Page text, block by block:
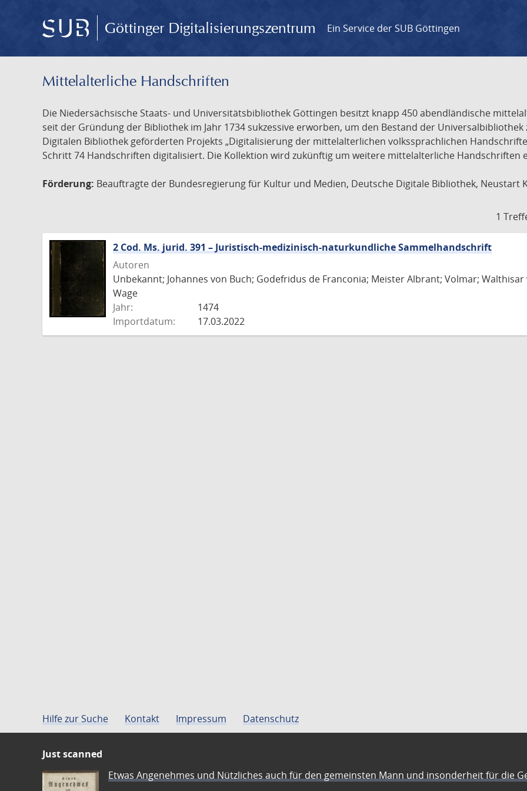
Göttinger Digitalisierungszentrum Ein Service der SUB Göttingen
Mittelalterliche Handschriften
Die Niedersächsische Staats- und Universitätsbibliothek Göttingen besitzt knapp 450 abendländische
seit der Gründung der Bibliothek im Jahr 1734 sukzessive erworben, um den Bestand der
Digitalen Bibliothek geförderten Projekts „Digitalisierung der mittelalterlichen volkssprachlichen
Schritt 74 Handschriften digitalisiert. Die Kollektion wird zukünftig um weitere mittelalterliche Handschriften
Förderung: Beauftragte der Bundesregierung für Kultur und Medien, Deutsche Digitale Bibliothek, Neustart
1
2 Cod. Ms. jurid. 391 – Juristisch-medizinisch-naturkundliche Sammelhandschrift
Autoren
Unbekannt; Johannes von Buch; Godefridus de Franconia; Meister Albrant; Volmar;
Wage
Jahr:
1474
Importdatum:
17.03.2022
Hilfe zur Suche Kontakt Impressum Datenschutz
Just scanned
Etwas Angenehmes und Nützliches auch für den gemeinsten Mann und insonderheit für die